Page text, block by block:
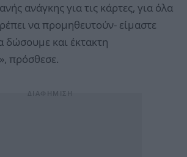
ανάγκης για τις κάρτες, για όλα
να προμηθευτούν- είμαστε
δώσουμε και έκτακτη
πρόσθεσε.